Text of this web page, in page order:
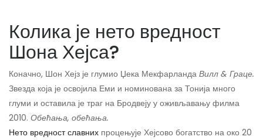
Колика је нето вредност
Шона Хејса?
Коначно, Шон Хејз је глумио Џека Мекфарланда Вилл & Граце.
Звезда која је освојила Еми и номинована за Тонија много
глуми и оставила је траг на Бродвеју у оживљавању филма
2010. Обећања, обећања.
Нето вредност славних процењује Хејсово богатство на око 20